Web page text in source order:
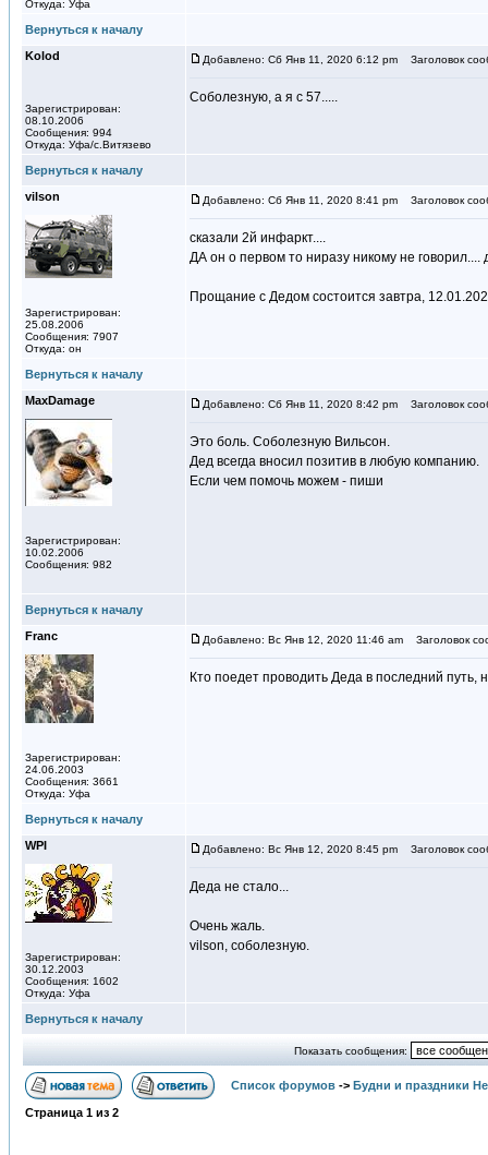
Откуда: Уфа
Вернуться к началу
Kolod
Зарегистрирован:
08.10.2006
Сообщения: 994
Откуда: Уфа/с.Витязево
Добавлено: Сб Янв 11, 2020 6:12 pm Заголовок
Соболезную, а я с 57.....
Вернуться к началу
vilson
Зарегистрирован:
25.08.2006
Сообщения: 7907
Откуда: он
Добавлено: Сб Янв 11, 2020 8:41 pm Заголовок
сказали 2й инфаркт....
ДА он о первом то ниразу никому не говорил....
Прощание с Дедом состоится завтра,
Вернуться к началу
MaxDamage
Зарегистрирован:
10.02.2006
Сообщения: 982
Добавлено: Сб Янв 11, 2020 8:42 pm Заголовок
Это боль. Соболезную Вильсон.
Дед всегда вносил позитив в любую компанию.
Если чем помочь можем - пиши
Вернуться к началу
Franc
Зарегистрирован:
24.06.2003
Сообщения: 3661
Откуда: Уфа
Добавлено: Вс Янв 12, 2020 11:46 am Заголовок
Кто поедет проводить Деда в последний путь,
Вернуться к началу
WPI
Зарегистрирован:
30.12.2003
Сообщения: 1602
Откуда: Уфа
Добавлено: Вс Янв 12, 2020 8:45 pm Заголовок
Деда не стало...
Очень жаль.
vilson, соболезную.
Вернуться к началу
Показать сообщения:
Список форумов -> Будни и праздники
Страница 1 из 2